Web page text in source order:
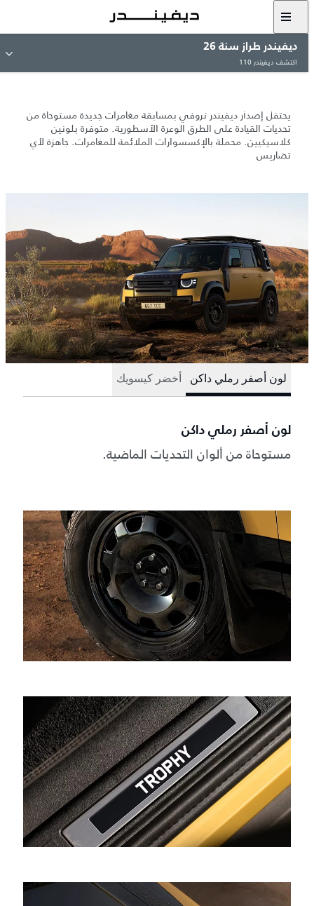
ديفيندر طراز سنة 26
اكتشف ديفيندر 110
ديفيندر تروفي الجديد
منحدرة من تاريخ أصيل.
يحتفل إصدار ديفيندر تروفي بمسابقة مغامرات جديدة مستوحاة من
تحديات القيادة على الطرق الوعرة الأسطورية. متوفرة بلونين
كلاسيكيين. محملة بالإكسسوارات الملائمة للمغامرات. جاهزة لأي
تضاريس
لون أصفر رملي داكن أخضر كيسويك
لون أصفر رملي داكن
مستوحاة من ألوان التحديات الماضية.